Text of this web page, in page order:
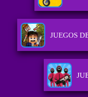
JUEGOS